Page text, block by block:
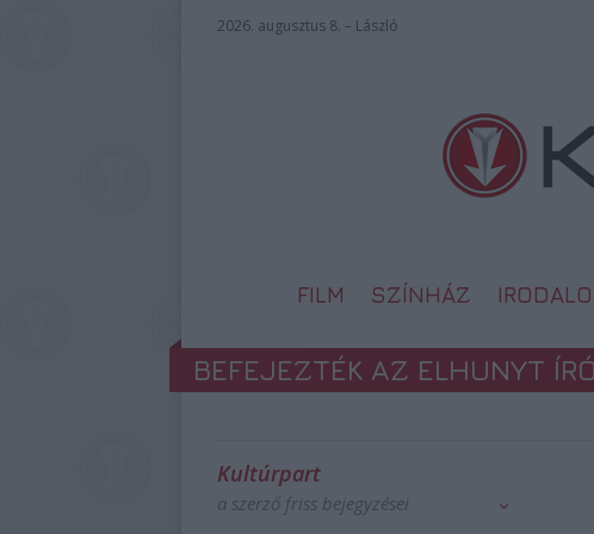
2026. augusztus 8. – László
FILM SZÍNHÁZ
BEFEJEZTÉK AZ ELHUNYT
Kultúrpart
a szerző friss bejegyzései